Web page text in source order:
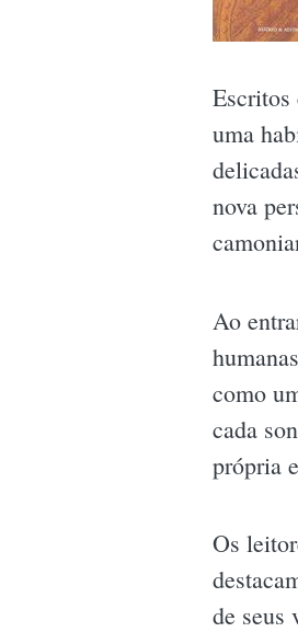
Escritos
uma
nova
Ao
como
cada
própria
Os
de seus